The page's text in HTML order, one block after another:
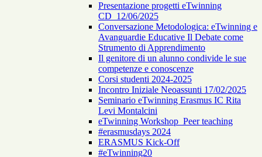
Presentazione progetti eTwinning
CD_12/06/2025
Conversazione Metodologica: eTwinning e
Avanguardie Educative Il Debate come
Strumento di Apprendimento
Il genitore di un alunno condivide le sue
competenze e conoscenze
Corsi studenti 2024-2025
Incontro Iniziale Neoassunti 17/02/2025
Seminario eTwinning Erasmus IC Rita
Levi Montalcini
eTwinning Workshop_Peer teaching
#erasmusdays 2024
ERASMUS Kick-Off
#eTwinning20